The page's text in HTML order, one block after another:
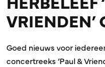
VRIENDEN’
Goed nieuws voor
concertreeks ‘Paul &